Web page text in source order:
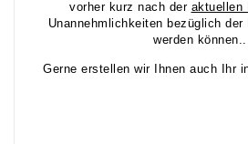
vorher kurz nach der aktuellen
Unannehmlichkeiten bezüglich
werden
Gerne erstellen wir Ihnen auch Ihr